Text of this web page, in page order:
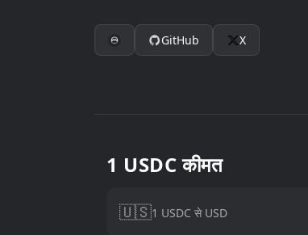
GitHub X
1 USDC कीमत
🇺🇸1 USDC से USD